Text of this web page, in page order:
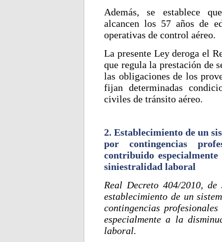
Además, se establece
alcancen los 57 años de
operativas de control aéreo.
La presente Ley deroga el
que regula la prestación de
las obligaciones de los
fijan determinadas
civiles de tránsito aéreo.
2. Establecimiento de un
por contingencias
contribuido
siniestralidad laboral
Real Decreto 404/2010,
establecimiento de un
contingencias
especialmente a la
laboral.